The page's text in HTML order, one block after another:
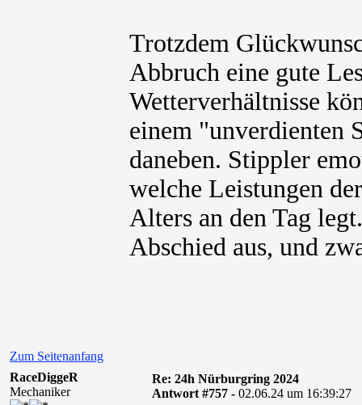
Trotzdem
Abbruch eine gute
Wetterverhältnisse
einem "unverdienten
daneben. Stippler
welche Leistungen
Alters an den Tag
Abschied aus, und
Zum Seitenanfang
RaceDiggeR
Mechaniker
Re: 24h Nürburgring 2024
Antwort #757 - 02.06.24 um 16:39:27